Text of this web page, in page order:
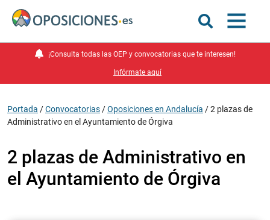
¡Consulta todas las OEP y convocatorias que te interesen!
Infórmate aquí
Portada /Convocatorias /Oposiciones en Andalucía /2 plazas de
Administrativo en el Ayuntamiento de Órgiva
2 plazas de Administrativo en
el Ayuntamiento de Órgiva